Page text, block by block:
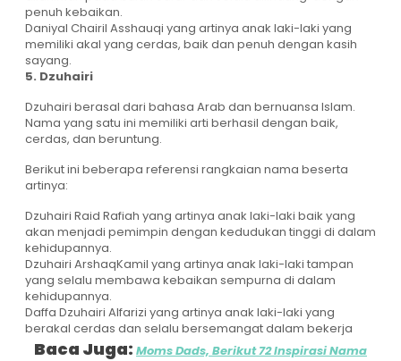
penuh kebaikan.
Daniyal Chairil Asshauqi yang artinya anak laki-laki yang
memiliki akal yang cerdas, baik dan penuh dengan kasih
sayang.
5. Dzuhairi
Dzuhairi berasal dari bahasa Arab dan bernuansa Islam.
Nama yang satu ini memiliki arti berhasil dengan baik,
cerdas, dan beruntung.
Berikut ini beberapa referensi rangkaian nama beserta
artinya:
Dzuhairi Raid Rafiah yang artinya anak laki-laki baik yang
akan menjadi pemimpin dengan kedudukan tinggi di dalam
kehidupannya.
Dzuhairi ArshaqKamil yang artinya anak laki-laki tampan
yang selalu membawa kebaikan sempurna di dalam
kehidupannya.
Daffa Dzuhairi Alfarizi yang artinya anak laki-laki yang
berakal cerdas dan selalu bersemangat dalam bekerja
Baca Juga: Moms Dads, Berikut 72 Inspirasi Nama